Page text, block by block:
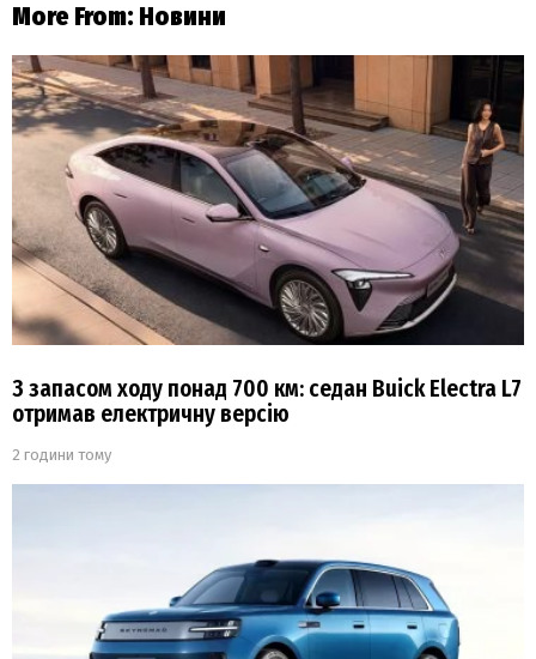
More From: Новини
З запасом ходу понад 700 км: седан Buick Electra L7
отримав електричну версію
2 години тому